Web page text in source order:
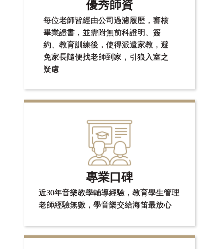
優秀師資
每位老師皆經由公司過濾履歷，審核
畢業證書，並需附無前科證明、簽
約、教育訓練後，使得派遣家教，避
免家長隨便找老師到家，引狼入室之
疑慮
專業口碑
近30年音樂教學輔導經驗，教育學生管理
老師經驗無數，學音樂交給海笛最放心